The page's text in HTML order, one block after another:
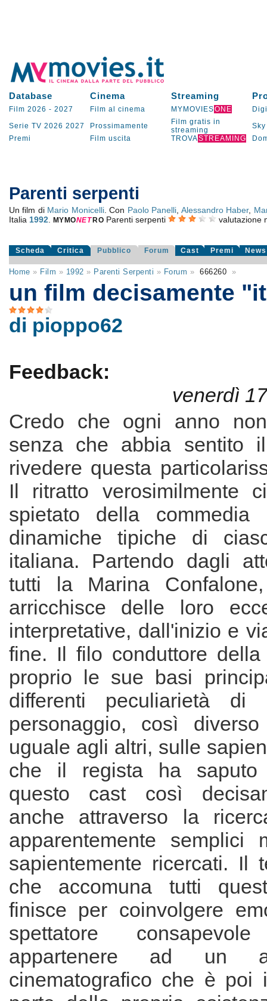
Database Cinema Streaming
Film 2026 - 2027 Film al cinema MYMOVIESONE
Serie TV 2026 2027 Prossimamente
Film gratis in
streaming
Sky
Premi
Film uscita TROVASTREAMING
Parenti serpenti
Un film di Mario Monicelli. Con Paolo Panelli Alessandro Haber,
Italia 1992. MYMONET RO Parenti serpenti valutazione
Scheda Critica Pubblico Forum Cast Premi News
Home » Film » 1992 » Parenti Serpenti » Forum » 666260 »
un film decisamente
di pioppo62
Feedback:
venerdì
Credo che ogni anno
senza che abbia sentito
rivedere questa
Il ritratto verosimilmente
spietato della commedia
dinamiche tipiche di
italiana. Partendo dagli
tutti la Marina
arricchisce delle loro
interpretative, dall'inizio e
fine. Il filo conduttore
proprio le sue basi
differenti peculiarietà di
personaggio, così
uguale agli altri, sulle
che il regista ha saputo
questo cast così
anche attraverso la
apparentemente semplici
sapientemente ricercati. Il
che accomuna tutti
finisce per coinvolgere
spettatore
appartenere ad un
cinematografico che è